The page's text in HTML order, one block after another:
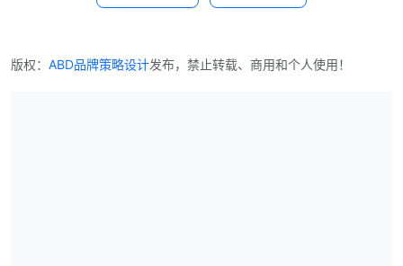
版权： ABD品牌策略设计发布，禁止转载、商用和个人使用！